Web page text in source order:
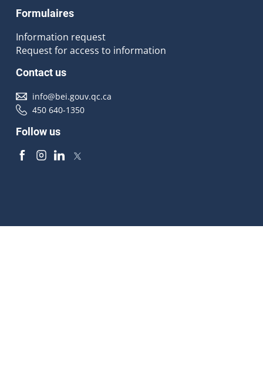
Formulaires
Information request
Request for access to information
Contact us
info@bei.gouv.qc.ca
450 640-1350
Follow us